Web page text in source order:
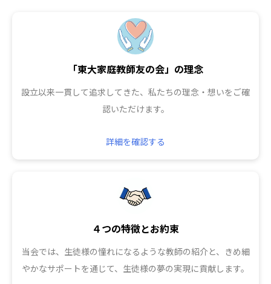
「東大家庭教師友の会」の理念
設立以来一貫して追求してきた、私たちの理念・想いをご確
認いただけます。
詳細を確認する
４つの特徴とお約束
当会では、生徒様の憧れになるような教師の紹介と、きめ細
やかなサポートを通じて、生徒様の夢の実現に貢献します。